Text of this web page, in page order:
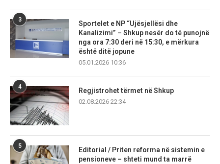
3
Sportelet e NP “Ujësjellësi dhe
Kanalizimi” – Shkup nesër do të punojnë
nga ora 7:30 deri në 15:30, e mërkura
është ditë jopune
05.01.2026 10:36
4
Regjistrohet tërmet në Shkup
02.08.2026 22:34
5
Editorial / Priten reforma në sistemin e
pensioneve – shteti mund ta marrë